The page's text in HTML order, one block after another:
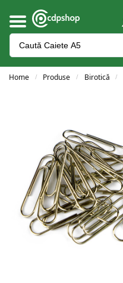
Home / Produse / Birotică /